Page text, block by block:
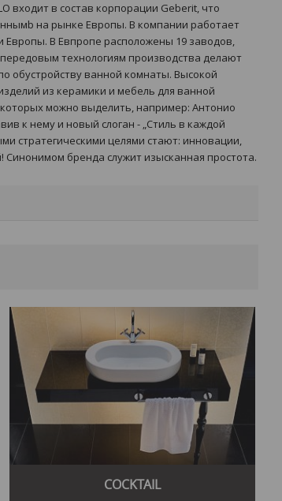
входит в состав корпорации Geberit, что
на рынке Европы. В компании работает
Европы. В Евпропе расположены 19 заводов,
технологиям производства делают
обустройству ванной комнаты. Высокой
из керамики и мебель для ванной
можно выделить, например: Антонио
к нему и новый слоган - „Стиль в каждой
стратегическими целями стают: инновации,
бренда служит изысканная простота.
COCKTAIL